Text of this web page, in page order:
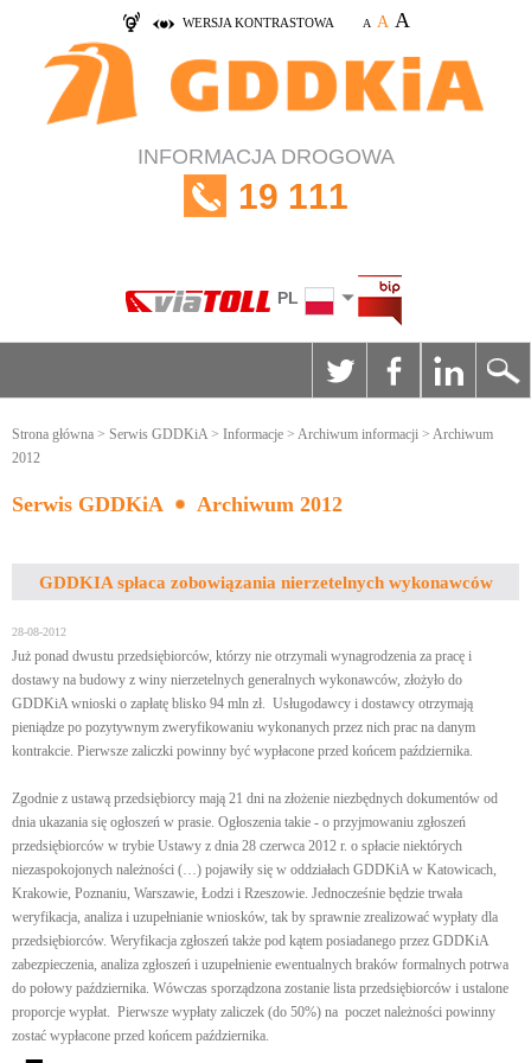
WERSJA KONTRASTOWA A A A
INFORMACJA DROGOWA
19 111
PL
Strona główna > Serwis GDDKiA> Informacje > Archiwum informacji > Archiwum
2012
Serwis GDDKiA Archiwum 2012
GDDKIA spłaca zobowiązania nierzetelnych wykonawców
28-08-2012
Już ponad dwustu przedsiębiorców, którzy nie otrzymali wynagrodzenia za pracę i
dostawy na budowy z winy nierzetelnych generalnych wykonawców, złożyło do
GDDKiA wnioski o zapłatę blisko 94 mln zł. Usługodawcy i dostawcy otrzymają
pieniądze po pozytywnym zweryfikowaniu wykonanych przez nich prac na danym
kontrakcie. Pierwsze zaliczki powinny być wypłacone przed końcem października.
Zgodnie z ustawą przedsiębiorcy mają 21 dni na złożenie niezbędnych dokumentów od
dnia ukazania się ogłoszeń w prasie. Ogłoszenia takie - o przyjmowaniu zgłoszeń
przedsiębiorców w trybie Ustawy z dnia 28 czerwca 2012 r. o spłacie niektórych
niezaspokojonych należności (…) pojawiły się w oddziałach GDDKiA w Katowicach,
Krakowie, Poznaniu, Warszawie, Łodzi i Rzeszowie. Jednocześnie będzie trwała
weryfikacja, analiza i uzupełnianie wniosków, tak by sprawnie zrealizować wypłaty dla
przedsiębiorców. Weryfikacja zgłoszeń także pod kątem posiadanego przez GDDKiA
zabezpieczenia, analiza zgłoszeń i uzupełnienie ewentualnych braków formalnych potrwa
do połowy października. Wówczas sporządzona zostanie lista przedsiębiorców i ustalone
proporcje wypłat. Pierwsze wypłaty zaliczek (do 50%) na poczet należności powinny
zostać wypłacone przed końcem października.